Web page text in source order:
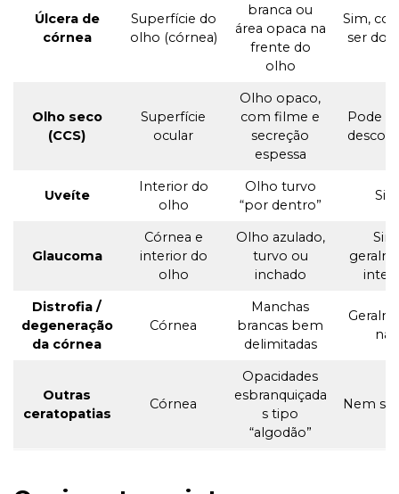
Úlcera de
córnea
Superfície do
olho (córnea)
branca ou
área opaca na
frente do
olho
Sim,
ser
Olho seco
(CCS)
Superfície
ocular
Olho opaco,
com filme e
secreção
espessa
Pode
Uveíte
Interior do
olho
Olho turvo
“por dentro”
Sim
Glaucoma
Córnea e
interior do
olho
Olho azulado,
turvo ou
inchado
Distrofia /
degeneração
da córnea
Córnea
Manchas
brancas bem
delimitadas
não
Outras
ceratopatias
Córnea
Opacidades
esbranquiçada
s tipo
“algodão”
Nem